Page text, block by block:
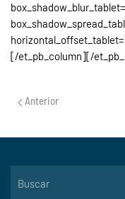
[/et_pb_column][/
Anterior